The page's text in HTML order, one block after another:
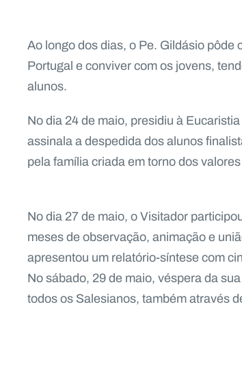
Ao longo dos dias, o Pe. Gildásio
Portugal e conviver com os jovens,
alunos.
No dia 24 de maio, presidiu à
assinala a despedida dos alunos
pela família criada em torno dos
No dia 27 de maio, o Visitador
meses de observação, animação e
apresentou um relatório-síntese com
No sábado, 29 de maio, véspera da
todos os Salesianos, também através